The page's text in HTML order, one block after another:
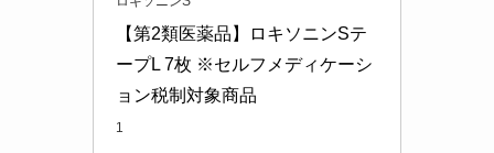
【第2類医薬品】ロキソニンSテ
ープL 7枚 ※セルフメディケーシ
ョン税制対象商品
1